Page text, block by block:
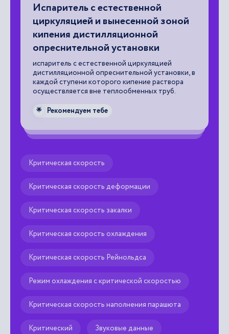
Испаритель с естественной
циркуляцией и вынесенной зоной
кипения дистилляционной
опреснительной установки
испаритель с естественной циркуляцией
дистилляционной опреснительной установки, в
каждой ступени которого кипение раствора
осуществляется вне теплообменных труб.
🌟 Рекомендуем тебе
Критическая скорость
Критическая скорость деформации
Критическая скорость закалки
Критическая скорость охлаждения
Критическая скорость Рейнольдса
Режим охлаждения с критической скоростью
Критическая скорость наполнения парашюта
Критический Звуковые данные